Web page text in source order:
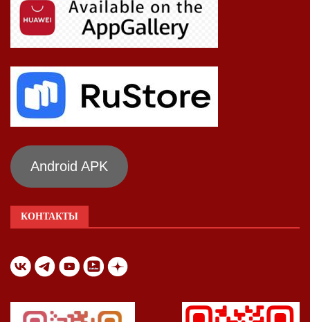
Android APK
КОНТАКТЫ